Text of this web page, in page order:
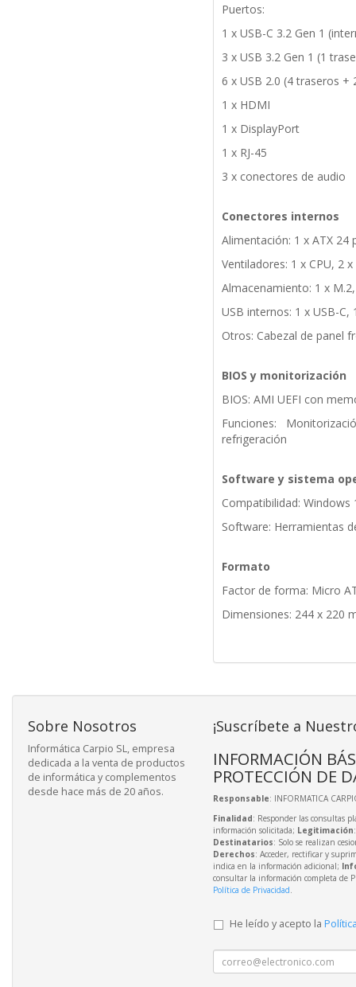
Puertos:
1 x USB-C 3.2 Gen 1
3 x USB 3.2 Gen 1 (1
6 x USB 2.0 (4 traseros +
1 x HDMI
1 x DisplayPort
1 x RJ-45
3 x conectores de audio
Conectores internos
Alimentación: 1 x ATX 24
Ventiladores: 1 x CPU, 2
Almacenamiento: 1 x
USB internos: 1 x USB-C,
Otros: Cabezal de panel
BIOS y monitorización
BIOS: AMI UEFI con
Funciones:
refrigeración
Software y sistema
Compatibilidad:
Software: Herramientas
Formato
Factor de forma: Micro
Dimensiones: 244 x 220
Sobre Nosotros
Informática Carpio SL, empresa
dedicada a la venta de productos
de informática y complementos
desde hace más de 20 años.
¡Suscríbete a
INFORMACIÓN
PROTECCIÓN DE
Responsable: INFORMATICA
Finalidad: Responder las consultas
información solicitada; Legitimación
Destinatarios: Solo se realizan
Derechos: Acceder, rectificar y
indica en la información adicional;
consultar la información completa de
Política de Privacidad.
He leído y acepto la